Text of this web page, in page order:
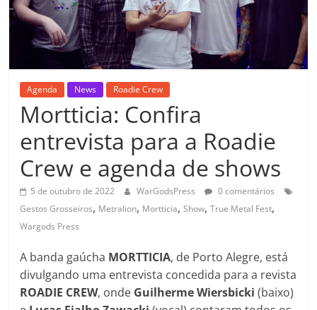
Agenda News Roadie Crew
Mortticia: Confira
entrevista para a Roadie
Crew e agenda de shows
5 de outubro de 2022 WarGodsPress
0 comentários
Gestos Grosseiros, Metralion, Mortticia,Show,True Metal Fest,
Wargods Press
A banda gaúcha MORTTICIA, de Porto Alegre, está
divulgando uma entrevista concedida para a revista
ROADIE CREW, onde Guilherme Wiersbicki (baixo)